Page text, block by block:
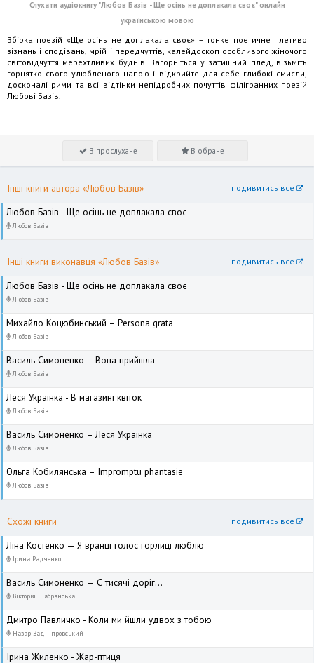
Слухати аудіокнигу "Любов Базів - Ще осінь не доплакала своє" онлайн
українською мовою
Збірка поезій «Ще осінь не доплакала своє» – тонке поетичне плетиво
зізнань і сподівань, мрій і передчуттів, калейдоскоп особливого жіночого
світовідчуття мерехтливих буднів. Загорніться у затишний плед, візьміть
горнятко свого улюбленого напою і відкрийте для себе глибокі смисли,
досконалі рими та всі відтінки непідробних почуттів філігранних поезій
Любові Базів.
В прослухане В обране
Інші книги автора «Любов Базів» подивитись все
Любов Базів - Ще осінь не доплакала своє
Любов Базів
Інші книги виконавця «Любов Базів» подивитись все
Любов Базів - Ще осінь не доплакала своє
Любов Базів
Михайло Коцюбинський – Persona grata
Любов Базів
Василь Симоненко – Вона прийшла
Любов Базів
Леся Українка - В магазині квіток
Любов Базів
Василь Симоненко – Леся Українка
Любов Базів
Ольга Кобилянська – Impromptu phantasie
Любов Базів
Схожі книги подивитись все
Ліна Костенко — Я вранці голос горлиці люблю
Ірина Радченко
Василь Симоненко — Є тисячі доріг...
Вікторія Шабранська
Дмитро Павличко - Коли ми йшли удвох з тобою
Назар Задніпровський
Ірина Жиленко - Жар-птиця